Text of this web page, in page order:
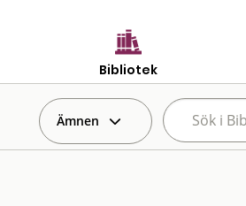
Bibliotek
Ämnen